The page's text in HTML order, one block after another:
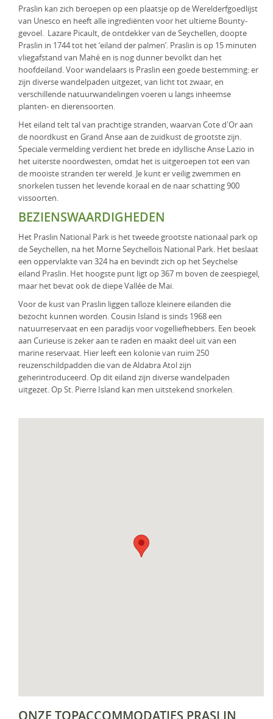
Groepsreis
Uganda
Zambia
Zimbabwe
KLM Preferred Partner
Praslin kan zich beroepen op een plaatsje op de Werelderfgoedlijst
van Unesco en heeft alle ingrediënten voor het ultieme Bounty-
gevoel. Lazare Picault, de ontdekker van de Seychellen, doopte
Praslin in 1744 tot het ‘eiland der palmen’. Praslin is op 15 minuten
vliegafstand van Mahé en is nog dunner bevolkt dan het
hoofdeiland. Voor wandelaars is Praslin een goede bestemming: er
zijn diverse wandelpaden uitgezet, van licht tot zwaar, en
verschillende natuurwandelingen voeren u langs inheemse
planten- en dierensoorten.
Het eiland telt tal van prachtige stranden, waarvan Cote d'Or aan
de noordkust en Grand Anse aan de zuidkust de grootste zijn.
Speciale vermelding verdient het brede en idyllische Anse Lazio in
het uiterste noordwesten, omdat het is uitgeroepen tot een van
de mooiste stranden ter wereld. Je kunt er veilig zwemmen en
snorkelen tussen het levende koraal en de naar schatting 900
vissoorten.
BEZIENSWAARDIGHEDEN
Het Praslin National Park is het tweede grootste nationaal park op
de Seychellen, na het Morne Seychellois National Park. Het beslaat
een oppervlakte van 324 ha en bevindt zich op het Seychelse
eiland Praslin. Het hoogste punt ligt op 367 m boven de zeespiegel,
maar het bevat ook de diepe Vallée de Mai.
Voor de kust van Praslin liggen talloze kleinere eilanden die
bezocht kunnen worden. Cousin Island is sinds 1968 een
natuurreservaat en een paradijs voor vogelliefhebbers. Een beoek
aan Curieuse is zeker aan te raden en maakt deel uit van een
marine reservaat. Hier leeft een kolonie van ruim 250
reuzenschildpadden die van de Aldabra Atol zijn
geherintroduceerd. Op dit eiland zijn diverse wandelpaden
uitgezet. Op St. Pierre Island kan men uitstekend snorkelen.